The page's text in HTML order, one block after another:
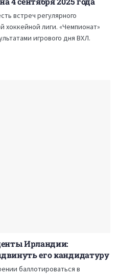
встреч регулярного
хоккейной лиги. «Чемпионат»
игрового дня ВХЛ.
Ирландии:
его кандидатуру
баллотироваться в